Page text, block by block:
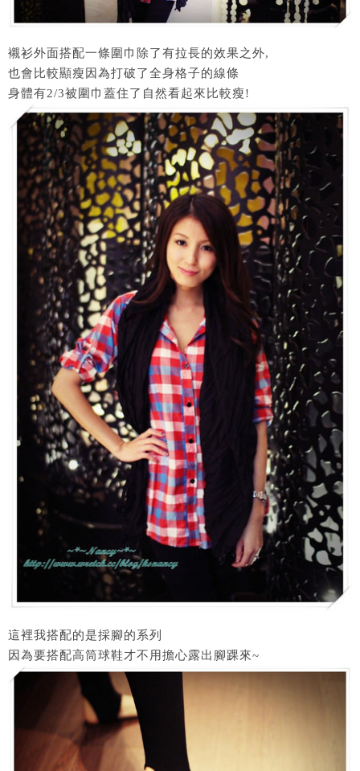
襯衫外面搭配一條圍巾除了有拉長的效果之外,
也會比較顯瘦因為打破了全身格子的線條
身體有2/3被圍巾蓋住了自然看起來比較瘦!
這裡我搭配的是採腳的系列
因為要搭配高筒球鞋才不用擔心露出腳踝來~